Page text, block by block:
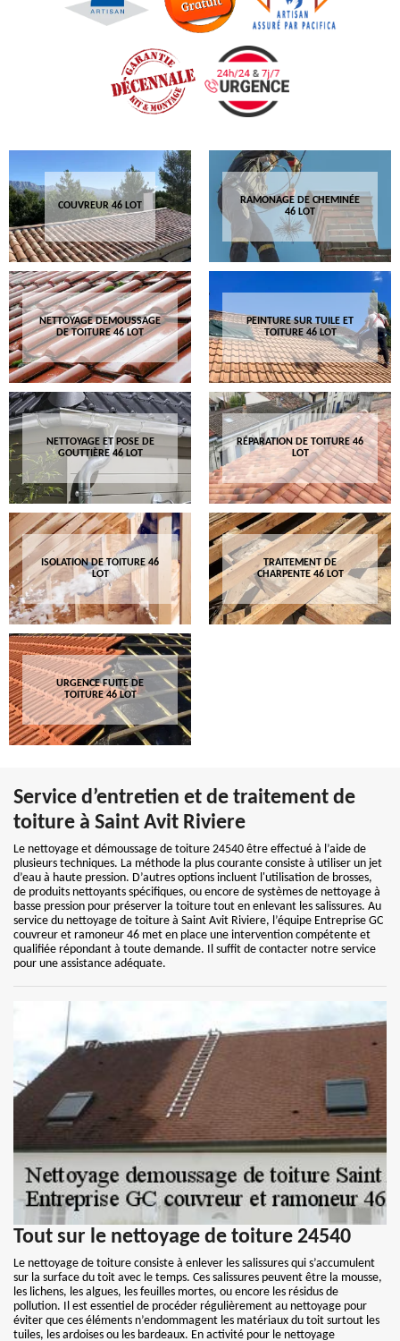
COUVREUR 46 LOT
RAMONAGE DE CHEMINÉE
46 LOT
NETTOYAGE DEMOUSSAGE
DE TOITURE 46 LOT
PEINTURE SUR TUILE ET
TOITURE 46 LOT
NETTOYAGE ET POSE DE
GOUTTIÈRE 46 LOT
RÉPARATION DE TOITURE 46
LOT
ISOLATION DE TOITURE 46
LOT
TRAITEMENT DE
CHARPENTE 46 LOT
URGENCE FUITE DE
TOITURE 46 LOT
Service d’entretien et de traitement de
toiture à Saint Avit Riviere
Le nettoyage et démoussage de toiture 24540 être effectué à l’aide de
plusieurs techniques. La méthode la plus courante consiste à utiliser un jet
d’eau à haute pression. D’autres options incluent l'utilisation de brosses,
de produits nettoyants spécifiques, ou encore de systèmes de nettoyage à
basse pression pour préserver la toiture tout en enlevant les salissures. Au
service du nettoyage de toiture à Saint Avit Riviere, l’équipe Entreprise GC
couvreur et ramoneur 46 met en place une intervention compétente et
qualifiée répondant à toute demande. Il suffit de contacter notre service
pour une assistance adéquate.
Tout sur le nettoyage de toiture 24540
Le nettoyage de toiture consiste à enlever les salissures qui s’accumulent
sur la surface du toit avec le temps. Ces salissures peuvent être la mousse,
les lichens, les algues, les feuilles mortes, ou encore les résidus de
pollution. Il est essentiel de procéder régulièrement au nettoyage pour
éviter que ces éléments n’endommagent les matériaux du toit surtout les
tuiles, les ardoises ou les bardeaux. En activité pour le nettoyage